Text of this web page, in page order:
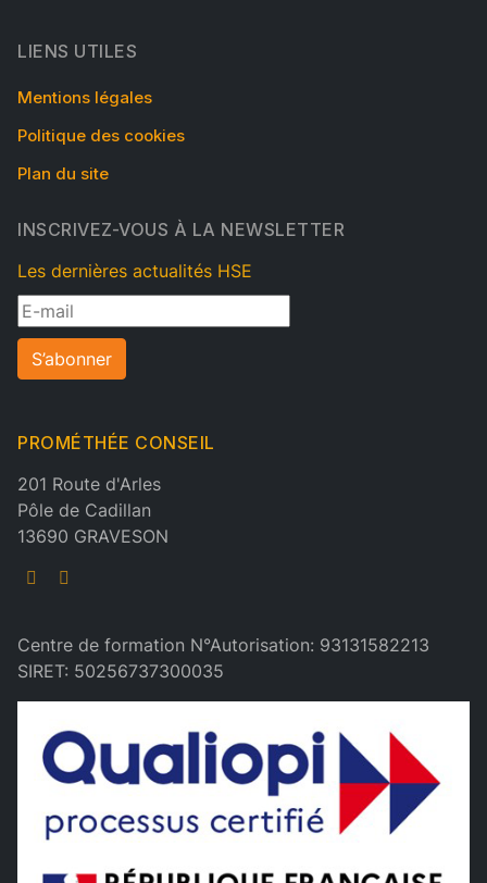
LIENS UTILES
Mentions légales
Politique des cookies
Plan du site
INSCRIVEZ-VOUS À LA NEWSLETTER
Les dernières actualités HSE
S’abonner
PROMÉTHÉE CONSEIL
201 Route d'Arles
Pôle de Cadillan
13690 GRAVESON
Centre de formation N°Autorisation: 93131582213
SIRET: 50256737300035